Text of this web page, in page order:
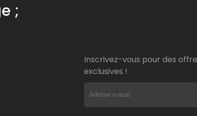
;
Inscrivez-vous pour des
exclusives !